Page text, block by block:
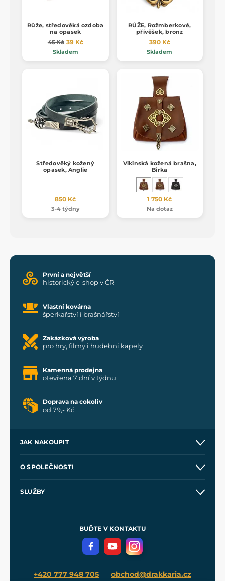
Růže, středověká ozdoba
na opasek
45 Kč 39 Kč
Skladem
RŮŽE, Rožmberkové,
přívěšek, bronz
390 Kč
Skladem
Středověký kožený
opasek, Anglie
850 Kč
3-4 týdny
Vikinská kožená brašna,
Birka
1 750 Kč
Na dotaz
První a největší
historický e-shop v ČR
Vlastní kovárna
šperkařství i brašnářství
Zakázková výroba
pro hry, filmy i hudební kapely
Kamenná prodejna
otevřena 7 dní v týdnu
Doprava na cokoliv
od 79,- Kč
JAK NAKOUPIT
Velkoobchod
O SPOLEČNOSTI
SLUŽBY
Meče pro Kingdom Come
BUĎTE V KONTAKTU
+420 777 948 705 obchod@drakkaria.cz